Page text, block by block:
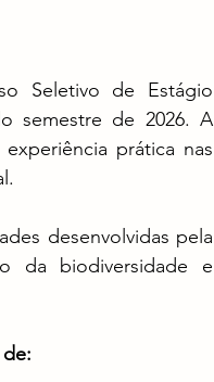
Seletivo de Estágio
semestre de 2026. A
prática nas
desenvolvidas pela
da biodiversidade e